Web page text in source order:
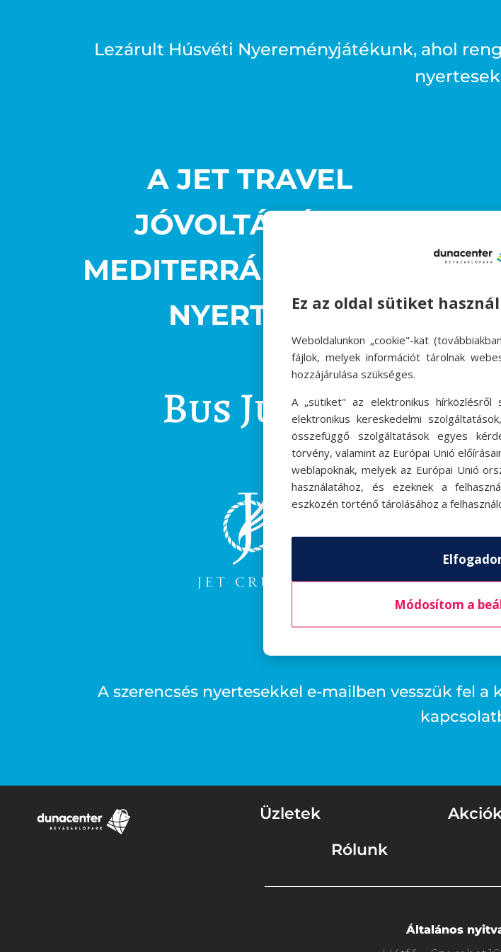
Lezárult Húsvéti Nyereményjátékunk, ahol
A JET TRAVEL
JÓVOLTÁBÓL A
MEDITERRÁN HAJÓÚT
NYERTESE:
Bus Judit
A szerencsés nyertesekkel e-mailben vesszük fel
Üzletek
Rólunk
Általános
Ez az oldal sütiket használ
Weboldalunkon „cookie"-kat
fájlok, melyek információt tárolnak
hozzájárulása szükséges.
A „sütiket" az elektronikus
elektronikus kereskedelmi
összefüggő szolgáltatások egyes
törvény, valamint az Európai Unió
weblapoknak, melyek az Európai Unió
használatához, és ezeknek a
eszközén történő tárolásához a
Módosítom a